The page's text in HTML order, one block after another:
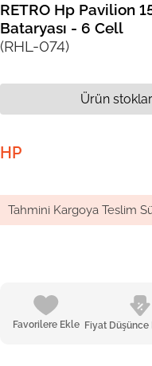
RETRO Hp Pavilion
Bataryası - 6 Cell
(RHL-074)
HP
Tahmini Kargoya Teslim
Favorilere Ekle Fiyat Düşünce
Ürün